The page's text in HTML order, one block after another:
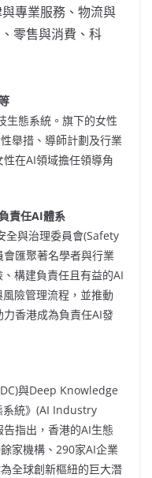
專業服務、物流與
零售與消費、科
生態系統。旗下的女性
舉措、導師計劃及行業
在AI領域擔任領導角
責任AI體系
全與治理委員會(Safety
匯聚著名學者與行業
構建負責任且有益的AI
險管理流程，並推動
香港成為負責任AI發
與Deep Knowledge
系統》(AI Industry
告指出，香港的AI生態
家機構、290家AI企業
全球創新樞紐的巨大潛